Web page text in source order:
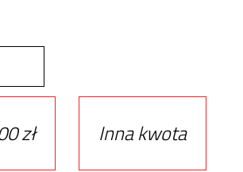
zł
Inna kwota